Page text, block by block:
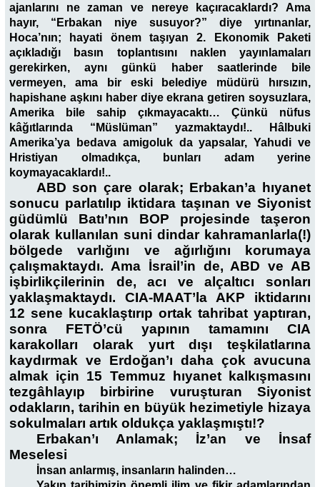
ajanlarını ne zaman ve nereye kaçıracaklardı? Ama
hayır, “Erbakan niye susuyor?” diye yırtınanlar,
Hoca’nın; hayati önem taşıyan 2. Ekonomik Paketi
açıkladığı basın toplantısını naklen yayınlamaları
gerekirken, aynı günkü haber saatlerinde bile
vermeyen, ama bir eski belediye müdürü hırsızın,
hapishane aşkını haber diye ekrana getiren soysuzlara,
Amerika bile sahip çıkmayacaktı… Çünkü nüfus
kâğıtlarında “Müslüman” yazmaktaydı!.. Hâlbuki
Amerika’ya bedava amigoluk da yapsalar, Yahudi ve
Hristiyan olmadıkça, bunları adam yerine
koymayacaklardı!..
ABD son çare olarak; Erbakan’a hıyanet
sonucu parlatılıp iktidara taşınan ve Siyonist
güdümlü Batı’nın BOP projesinde taşeron
olarak kullanılan suni dindar kahramanlarla(!)
bölgede varlığını ve ağırlığını korumaya
çalışmaktaydı. Ama İsrail’in de, ABD ve AB
işbirlikçilerinin de, acı ve alçaltıcı sonları
yaklaşmaktaydı. CIA-MAAT’la AKP iktidarını
12 sene kucaklaştırıp ortak tahribat yaptıran,
sonra FETÖ’cü yapının tamamını CIA
karakolları olarak yurt dışı teşkilatlarına
kaydırmak ve Erdoğan’ı daha çok avucuna
almak için 15 Temmuz hıyanet kalkışmasını
tezgâhlayıp birbirine vuruşturan Siyonist
odakların, tarihin en büyük hezimetiyle hizaya
sokulmaları artık oldukça yaklaşmıştı!?
Erbakan’ı Anlamak; İz’an ve İnsaf
Meselesi
İnsan anlarmış, insanların halinden…